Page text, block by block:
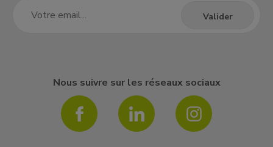
Nous suivre sur les réseaux sociaux